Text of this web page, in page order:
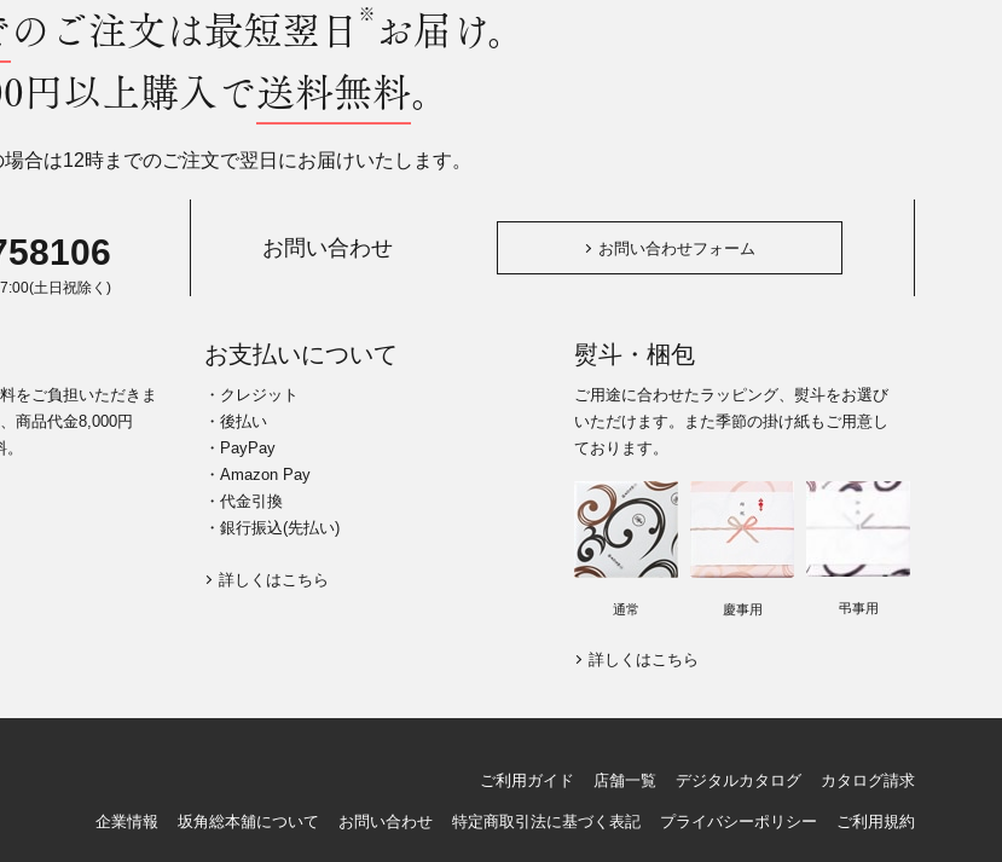
のご注文は最短翌日 ※ お届け。
円以上購入で送料無料。
合は12時までのご注文で翌日にお届けいたします。
土日祝除く)
お問い合わせ お問い合わせフォーム
をご負担いただきま
商品代金8,000円
お支払いについて
・クレジット
・後払い
・PayPay
・Amazon Pay
・代金引換
・銀行振込(先払い)
詳しくはこちら
熨斗・梱包
ご用途に合わせたラッピング、熨斗をお選び
いただけます。また季節の掛け紙もご用意し
ております。
通常 慶事用 弔事用
詳しくはこちら
ご利用ガイド 店舗一覧 デジタルカタログ カタログ請求
企業情報 坂角総本舖について お問い合わせ 特定商取引法に基づく表記 プライバシーポリシー ご利用規約